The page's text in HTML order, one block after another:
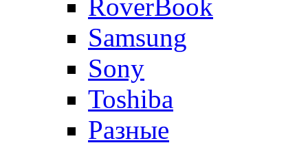
RoverBook
Samsung
Sony
Toshiba
Разные